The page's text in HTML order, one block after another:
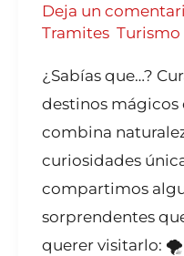
Deja un
Tramites, Turismo
¿Sabías que…?
destinos mágicos
combina
curiosidades
compartimos
sorprendentes
querer visitarlo: